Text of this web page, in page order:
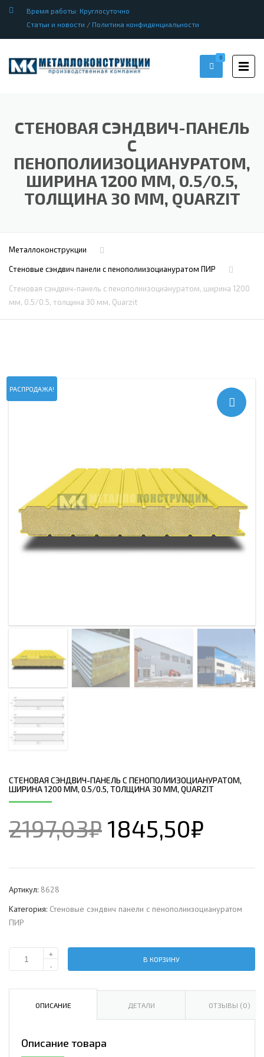
Время работы: Круглосуточно
Статьи и новости / Политика конфиденциальности
0
СТЕНОВАЯ СЭНДВИЧ-ПАНЕЛЬ
С
ПЕНОПОЛИИЗОЦИАНУРАТОМ,
ШИРИНА 1200 ММ, 0.5/0.5,
ТОЛЩИНА 30 ММ, QUARZIT
Металлоконструкции
Стеновые сэндвич панели с пенополиизоциануратом ПИР
Стеновая сэндвич-панель с пенополиизоциануратом, ширина 1200
мм, 0.5/0.5, толщина 30 мм, Quarzit
РАСПРОДАЖА!
СТЕНОВАЯ СЭНДВИЧ-ПАНЕЛЬ С ПЕНОПОЛИИЗОЦИАНУРАТОМ,
ШИРИНА 1200 ММ, 0.5/0.5, ТОЛЩИНА 30 ММ, QUARZIT
2197,03₽ 1845,50₽
Артикул: 8628
Категория: Стеновые сэндвич панели с пенополиизоциануратом
ПИР
Количество
сэндвич-
ширина
+
-
В КОРЗИНУ
ОПИСАНИЕ ДЕТАЛИ ОТЗЫВЫ (0)
Описание товара